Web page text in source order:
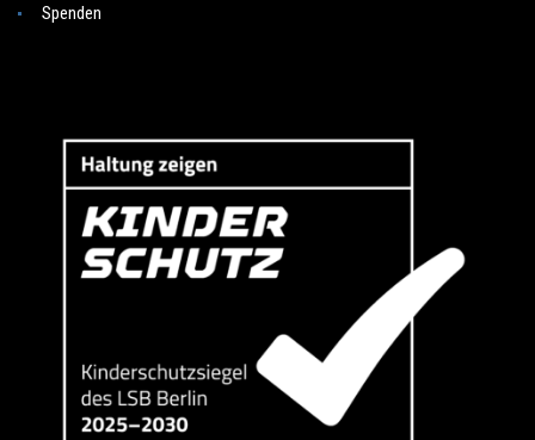
Spenden